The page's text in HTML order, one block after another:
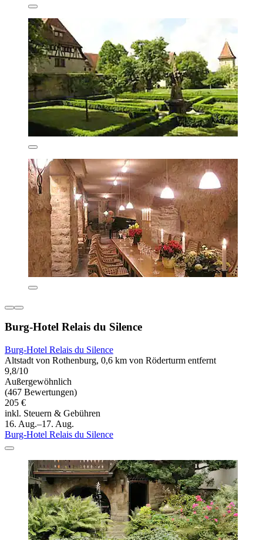
Burg-Hotel Relais du Silence
Burg-Hotel Relais du Silence
Altstadt von Rothenburg, 0,6 km von Röderturm entfernt
9,8/10
Außergewöhnlich
(467 Bewertungen)
205 €
inkl. Steuern & Gebühren
16. Aug.–17. Aug.
Burg-Hotel Relais du Silence